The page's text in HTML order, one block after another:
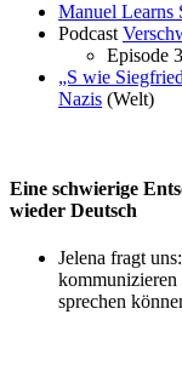
Manuel Learns
Podcast
Episode
„S wie
Nazis (Welt)
Eine schwierige
wieder Deutsch
Jelena fragt
kommunizieren
sprechen